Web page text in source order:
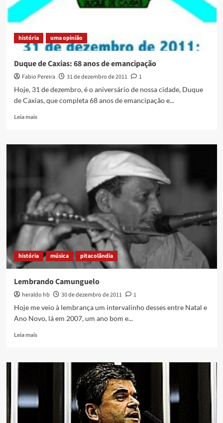
história uma opinião
Duque de Caxias: 68 anos de emancipação
Fabio Pereira 31 de dezembro de 2011
1
Hoje, 31 de dezembro, é o aniversário de nossa cidade, Duque
de Caxias, que completa 68 anos de emancipação e...
Leia maisRead
Duque
de
emancipação
história música pitacolândia
Lembrando Camunguelo
heraldo hb 30 de dezembro de 2011
1
Hoje me veio à lembrança um intervalinho desses entre Natal e
Ano Novo, lá em 2007, um ano bom e...
Leia maisRead
Lembrando